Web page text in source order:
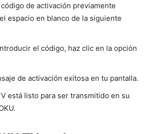
de activación previamente
espacio en blanco de la siguiente
el código, haz clic en la opción
de activación exitosa en tu pantalla.
está listo para ser transmitido en su